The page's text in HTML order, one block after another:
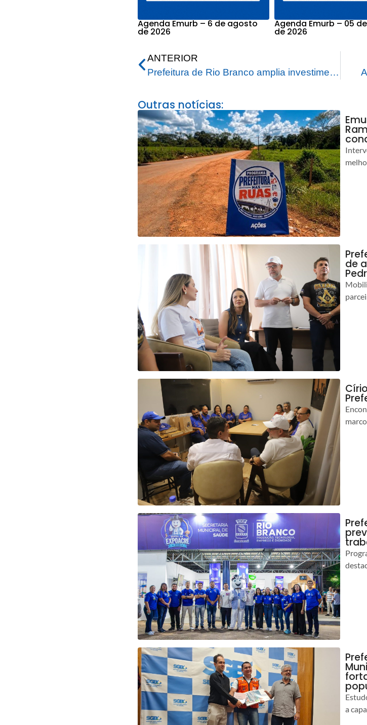
Agenda Emurb – 6 de agosto
de 2026
Agenda Emurb – 05
de 2026
ANTERIOR
Prefeitura de Rio Branco amplia investimentos e garante revitalização de três praças com o mesmo recurso
Outras notícias:
de
a